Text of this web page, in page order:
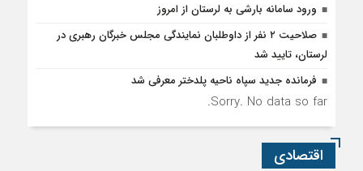
ورود سامانه بارشی به لرستان از امروز
صلاحیت ۲ نفر از داوطلبان نمایندگی مجلس خبرگان رهبری در
لرستان، تایید شد
فرمانده جدید سپاه ناحیه پلدختر معرفی شد
Sorry. No data so far.
اقتصادی